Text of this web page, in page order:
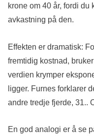
krone om 40 år, fordi du
avkastning på den.
Effekten er dramatisk:
fremtidig kostnad,
verdien krymper
ligger. Furnes forklarer
andre tredje fjerde, 31..
En god analogi er å se